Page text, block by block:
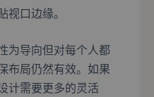
视口边缘。
为导向但对每个人都
布局仍然有效。如果
计需要更多的灵活